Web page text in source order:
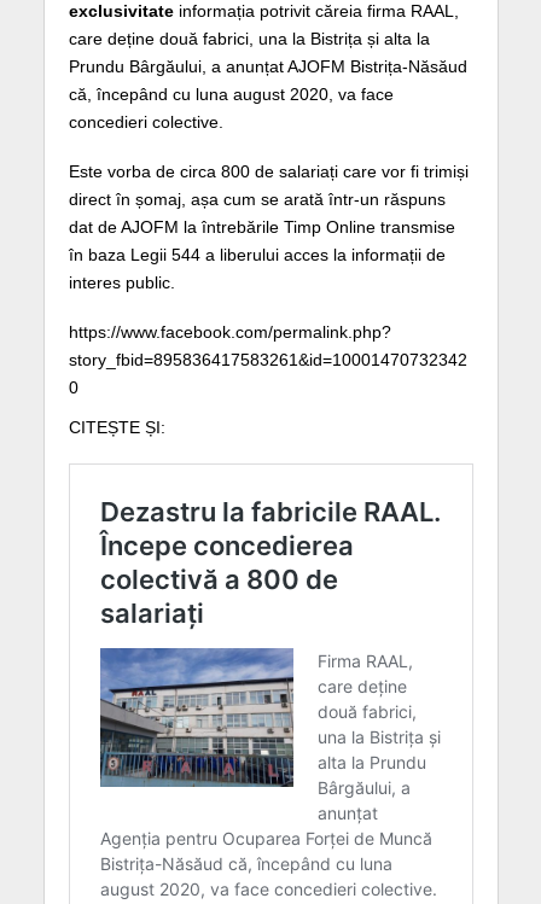
exclusivitate informația potrivit căreia firma RAAL,
care deține două fabrici, una la Bistrița și alta la
Prundu Bârgăului, a anunțat AJOFM Bistrița-Năsăud
că, începând cu luna august 2020, va face
concedieri colective.
Este vorba de circa 800 de salariați care vor fi trimiși
direct în șomaj, așa cum se arată într-un răspuns
dat de AJOFM la întrebările Timp Online transmise
în baza Legii 544 a liberului acces la informații de
interes public.
https://www.facebook.com/permalink.php?
story_fbid=895836417583261&id=10001470732342
0
CITEȘTE ȘI: